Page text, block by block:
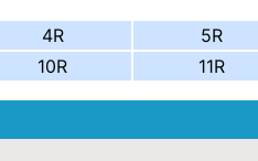
4R 5R
10R 11R